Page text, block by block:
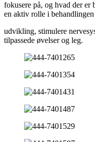
fokusere på, og hvad der er
en aktiv rolle i
udvikling, stimulere
tilpassede øvelser og leg.